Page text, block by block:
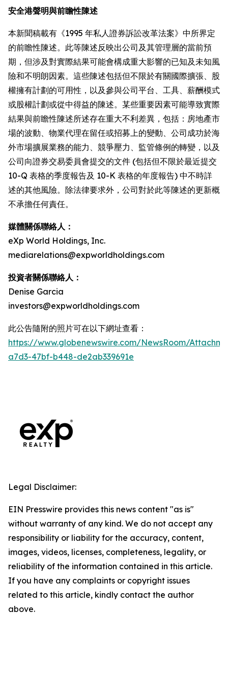
安全港聲明與前瞻性陳述
本新聞稿載有《1995 年私人證券訴訟改革法案》中所界定
的前瞻性陳述。此等陳述反映出公司及其管理層的當前預
期，但涉及對實際結果可能會構成重大影響的已知及未知風
險和不明朗因素。這些陳述包括但不限於有關國際擴張、股
權擁有計劃的可用性，以及參與公司平台、工具、薪酬模式
或股權計劃或從中得益的陳述。某些重要因素可能導致實際
結果與前瞻性陳述所述存在重大不利差異，包括：房地產市
場的波動、物業代理在留任或招募上的變動、公司成功於海
外市場擴展業務的能力、競爭壓力、監管條例的轉變，以及
公司向證券交易委員會提交的文件 (包括但不限於最近提交
10-Q 表格的季度報告及 10-K 表格的年度報告) 中不時詳
述的其他風險。除法律要求外，公司對於此等陳述的更新概
不承擔任何責任。
媒體關係聯絡人：
eXp World Holdings, Inc.
mediarelations@expworldholdings.com
投資者關係聯絡人：
Denise Garcia
investors@expworldholdings.com
此公告隨附的照片可在以下網址查看：
https://www.globenewswire.com/NewsRoom/
a7d3-47bf-b448-de2ab339691e
Legal Disclaimer:
EIN Presswire provides this news content "as is"
without warranty of any kind. We do not accept any
responsibility or liability for the accuracy, content,
images, videos, licenses, completeness, legality, or
reliability of the information contained in this article.
If you have any complaints or copyright issues
related to this article, kindly contact the author
above.